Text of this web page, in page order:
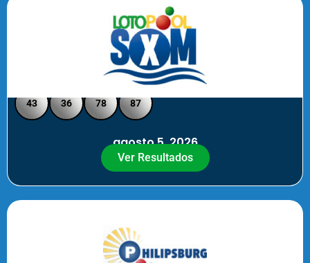
Loto Pool SXM - Medio Día
43 36 78 87
agosto 5, 2026
Ver Resultados